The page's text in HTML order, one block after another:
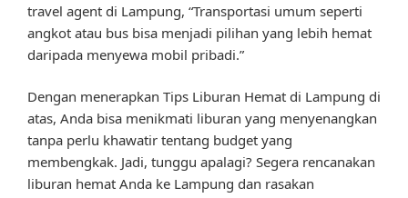
travel agent di Lampung, “Transportasi umum seperti
angkot atau bus bisa menjadi pilihan yang lebih hemat
daripada menyewa mobil pribadi.”
Dengan menerapkan Tips Liburan Hemat di Lampung di
atas, Anda bisa menikmati liburan yang menyenangkan
tanpa perlu khawatir tentang budget yang
membengkak. Jadi, tunggu apalagi? Segera rencanakan
liburan hemat Anda ke Lampung dan rasakan